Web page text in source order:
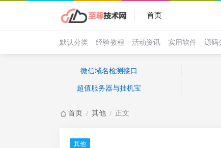
首页
默认分类 经验教程 活动资讯 实用软件 源码
微信域名检测接口
超值服务器与挂机宝
首页 / 其他 / 正文
其他